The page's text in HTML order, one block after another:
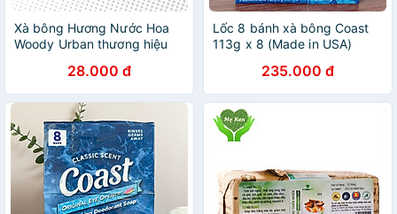
Xà bông Hương Nước Hoa
Woody Urban thương hiệu
28.000 đ
Lốc 8 bánh xà bông Coast
113g x 8 (Made in USA)
235.000 đ